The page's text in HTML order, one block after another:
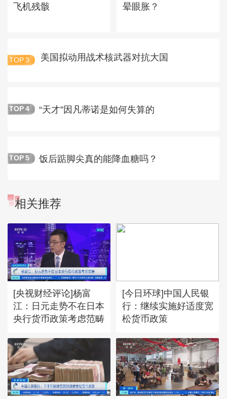
飞机残骸
晕眼胀？
TOP 3 美国拟动用战术核武器对抗大国
TOP 4 “天才”因凡蒂诺是如何失算的
TOP 5 饭后踮脚尖真的能降血糖吗？
相关推荐
[央视财经评论]杨富
江：日元走势不在日本
央行货币政策考虑范畴
[今日环球]中国人民银
行：继续实施好适度宽
松货币政策